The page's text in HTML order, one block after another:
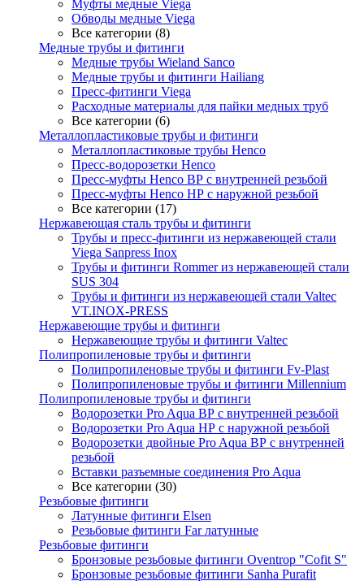
Муфты медные Viega
Обводы медные Viega
Все категории (8)
Медные трубы и фитинги
Медные трубы Wieland Sanco
Медные трубы и фитинги Hailiang
Пресс-фитинги Viega
Расходные материалы для пайки медных труб
Все категории (6)
Металлопластиковые трубы и фитинги
Металлопластиковые трубы Henco
Пресс-водорозетки Henco
Пресс-муфты Henco ВР с внутренней резьбой
Пресс-муфты Henco НР с наружной резьбой
Все категории (17)
Нержавеющая сталь трубы и фитинги
Трубы и пресс-фитинги из нержавеющей стали
Viega Sanpress Inox
Трубы и фитинги Rommer из нержавеющей стали
SUS 304
Трубы и фитинги из нержавеющей стали Valtec
VT.INOX-PRESS
Нержавеющие трубы и фитинги
Нержавеющие трубы и фитинги Valtec
Полипропиленовые трубы и фитинги
Полипропиленовые трубы и фитинги Fv-Plast
Полипропиленовые трубы и фитинги Millennium
Полипропиленовые трубы и фитинги
Водорозетки Pro Aqua ВР с внутренней резьбой
Водорозетки Pro Aqua НР с наружной резьбой
Водорозетки двойные Pro Aqua ВР с внутренней
резьбой
Вставки разъемные соединения Pro Aqua
Все категории (30)
Резьбовые фитинги
Латунные фитинги Elsen
Резьбовые фитинги Far латунные
Резьбовые фитинги
Бронзовые резьбовые фитинги Oventrop "Cofit S"
Бронзовые резьбовые фитинги Sanha Purafit